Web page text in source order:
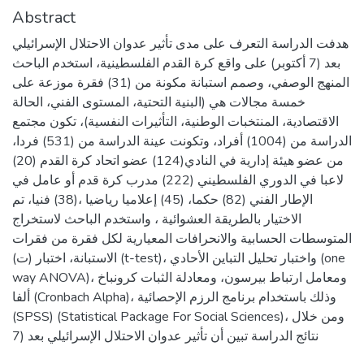
Abstract
هدفت الدراسة التعرف على مدى تأثير عدوان الاحتلال الإسرائيلي
بعد (7 أكتوبر) على واقع كرة القدم الفلسطينية، استخدم الباحث
المنهج الوصفي، وصمم استبانة مكونة من (31) فقرة موزعة على
خمسة مجالات هي (البنية التحتية، المستوى الفني، الحالة
الاقتصادية، المنتخبات الوطنية، التأثيرات النفسية)، تكون مجتمع
الدراسة من (1004) أفراد، وتكونت عينة الدراسة من (531) فردا،
من عضو هيئة إدارية في النادي(124) عضو اتحاد كرة القدم (20)
لاعبا في الدوري الفلسطيني (222) مدرب كرة قدم أو عامل في
الإطار الفني (82) حكما، (45) إعلاميا رياضيا ،(38) فنيا، تم
الاختيار بالطريقة العشوائية ، واستخدم الباحث لاستخراج
المتوسطات الحسابية والانحرافات المعيارية لكل فقرة من فقرات
الاستبانة، اختبار (ت) (t-test)، واختبار تحليل التباين الأحادي (one
way ANOVA)، ومعامل ارتباط بيرسون، ومعادلة الثبات كرونباخ
ألفا (Cronbach Alpha)، وذلك باستخدام برنامج الرزم الإحصائية
(SPSS) (Statistical Package For Social Sciences)، ومن خلال
نتائج الدراسة تبين أن تأثير عدوان الاحتلال الإسرائيلي بعد (7